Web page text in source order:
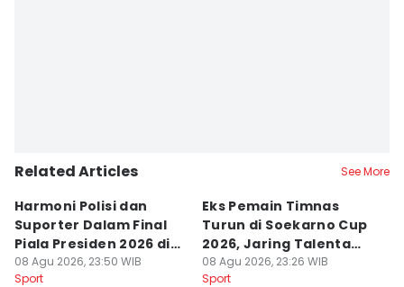
Related Articles See More
Harmoni Polisi dan
Suporter Dalam Final
Piala Presiden 2026 di
Bogor
08 Agu 2026, 23:50 WIB
Sport
Eks Pemain Timnas
Turun di Soekarno Cup
2026, Jaring Talenta
Muda
08 Agu 2026, 23:26 WIB
Sport